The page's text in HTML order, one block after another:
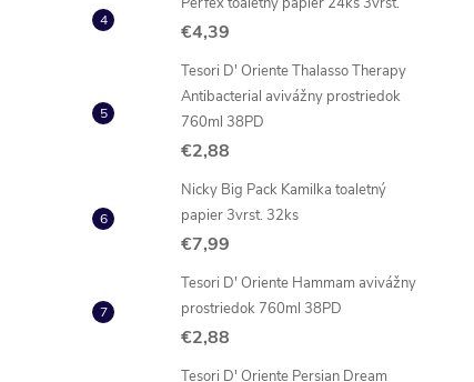
€4,39
Tesori D' Oriente Thalasso Therapy
Antibacterial avivážny prostriedok
760ml 38PD
€2,88
Nicky Big Pack Kamilka toaletný
papier 3vrst. 32ks
€7,99
Tesori D' Oriente Hammam avivážny
prostriedok 760ml 38PD
€2,88
Tesori D' Oriente Persian Dream